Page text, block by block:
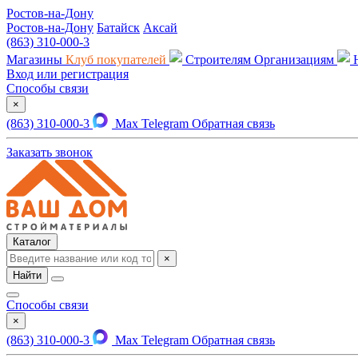
Ростов-на-Дону
Ростов-на-Дону Батайск Аксай
(863) 310-000-3
Магазины Клуб покупателей Строителям Организациям
Вход или регистрация
Способы связи
×
(863) 310-000-3 Max Telegram Обратная связь
Заказать звонок
Каталог
×
Найти
Способы связи
×
(863) 310-000-3 Max Telegram Обратная связь